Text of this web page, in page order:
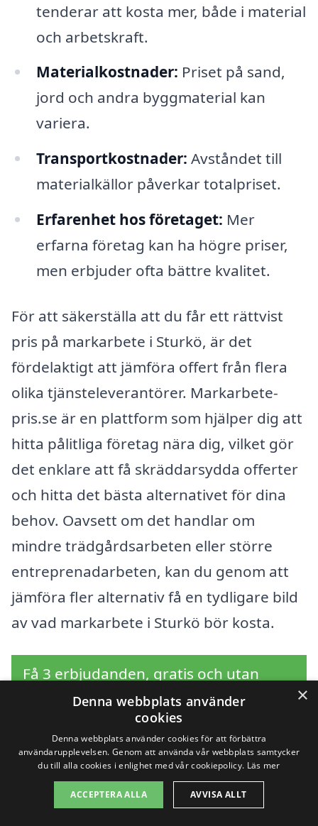
tenderar att kosta mer, både i material
och arbetskraft.
Materialkostnader: Priset på sand,
jord och andra byggmaterial kan
variera.
Transportkostnader: Avståndet till
materialkällor påverkar totalpriset.
Erfarenhet hos företaget: Mer
erfarna företag kan ha högre priser,
men erbjuder ofta bättre kvalitet.
För att säkerställa att du får ett rättvist
pris på markarbete i Sturkö, är det
fördelaktigt att jämföra offert från flera
olika tjänsteleverantörer. Markarbete-
pris.se är en plattform som hjälper dig att
hitta pålitliga företag nära dig, vilket gör
det enklare att få skräddarsydda offerter
och hitta det bästa alternativet för dina
behov. Oavsett om det handlar om
mindre trädgårdsarbeten eller större
entreprenadarbeten, kan du genom att
jämföra fler alternativ få en tydligare bild
av vad markarbete i Sturkö bör kosta.
Få 3 erbjudanden, gratis och utan
förpliktelser
Sök efter en
professionell för
×
Denna webbplats använder
cookies
Denna webbplats använder cookies för att förbättra
användarupplevelsen. Genom att använda vår webbplats samtycker
du till alla cookies i enlighet med vår cookiepolicy. Läs mer
ACCEPTERA ALLA AVVISA ALLT